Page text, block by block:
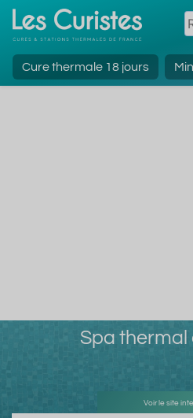
Cure thermale 18 jours
Spa thermal
Voir le site